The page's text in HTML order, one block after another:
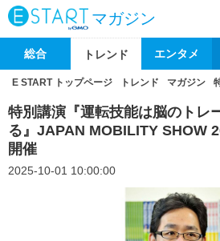
マガジン
総合 トレンド エンタメ
E START トップページ トレンド マガジン
特別講演『運転技能は脳のトレ
る』JAPAN MOBILITY SHOW
開催
2025-10-01 10:00:00